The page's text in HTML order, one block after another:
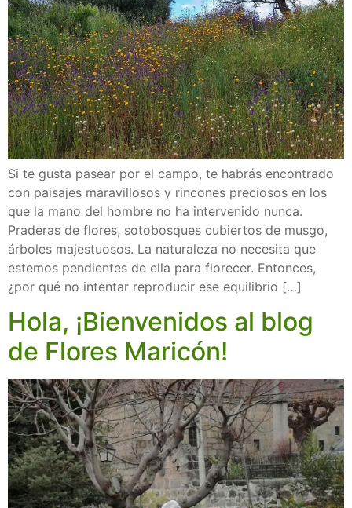
Si te gusta pasear por el campo, te habrás encontrado
con paisajes maravillosos y rincones preciosos en los
que la mano del hombre no ha intervenido nunca.
Praderas de flores, sotobosques cubiertos de musgo,
árboles majestuosos. La naturaleza no necesita que
estemos pendientes de ella para florecer. Entonces,
¿por qué no intentar reproducir ese equilibrio […]
Hola, ¡Bienvenidos al blog
de Flores Maricón!